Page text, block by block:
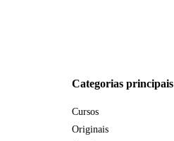
Categorias principais
Cursos
Originais